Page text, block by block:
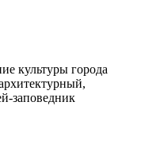
культуры города
заповедник